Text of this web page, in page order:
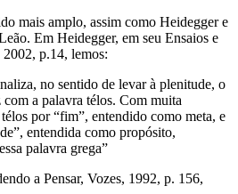
mais amplo, assim como Heidegger e
Em Heidegger, em seu Ensaios e
p.14, lemos:
no sentido de levar à plenitude, o
a palavra télos. Com muita
por “fim”, entendido como meta, e
entendida como propósito,
palavra grega”
a Pensar, Vozes, 1992, p. 156,